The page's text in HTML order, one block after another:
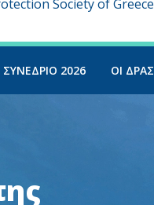
Society of Greece
ΣΥΝΕΔΡΙΟ 2026 ΟΙ